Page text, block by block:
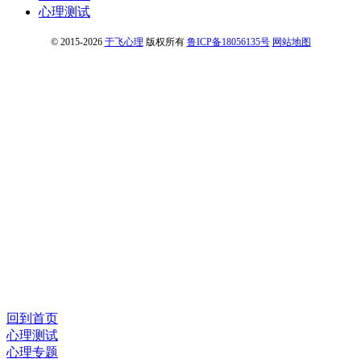
心理测试
© 2015-2026 于飞心理 版权所有 鲁ICP备18056135号 网站地图
回到首页
心理测试
心理专题